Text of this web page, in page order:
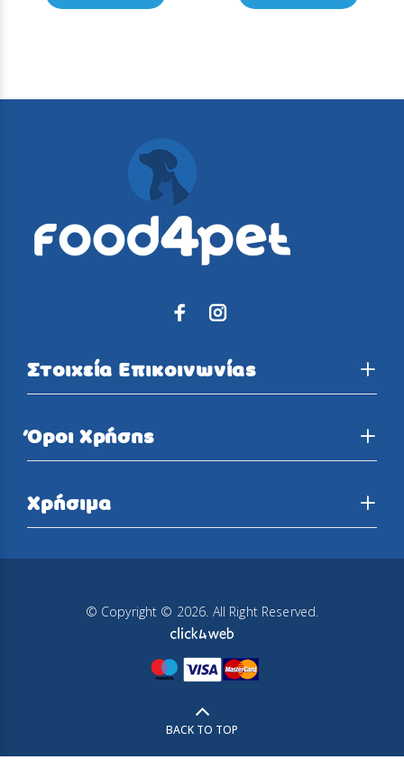
Στοιχεία Επικοινωνίας
Όροι Χρήσης
Χρήσιμα
© Copyright © 2026. All Right Reserved.
BACK TO TOP